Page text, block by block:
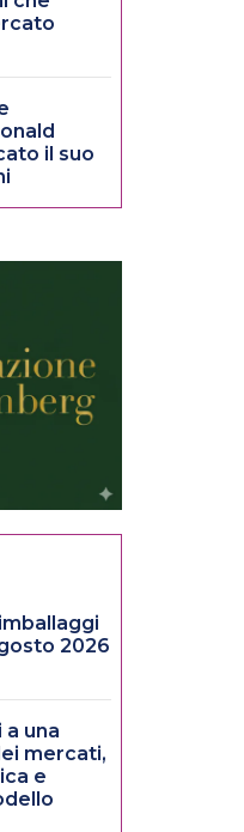
il suo
2026
a una
mercati,
e